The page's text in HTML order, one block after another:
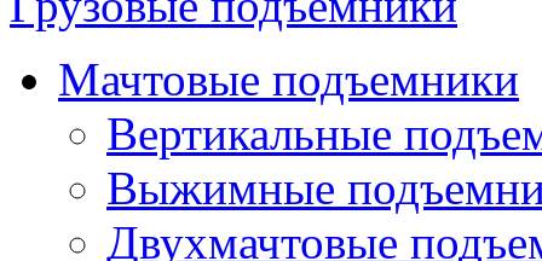
Мачтовые подъемники
Вертикальные
Выжимные
Двухмачтовые